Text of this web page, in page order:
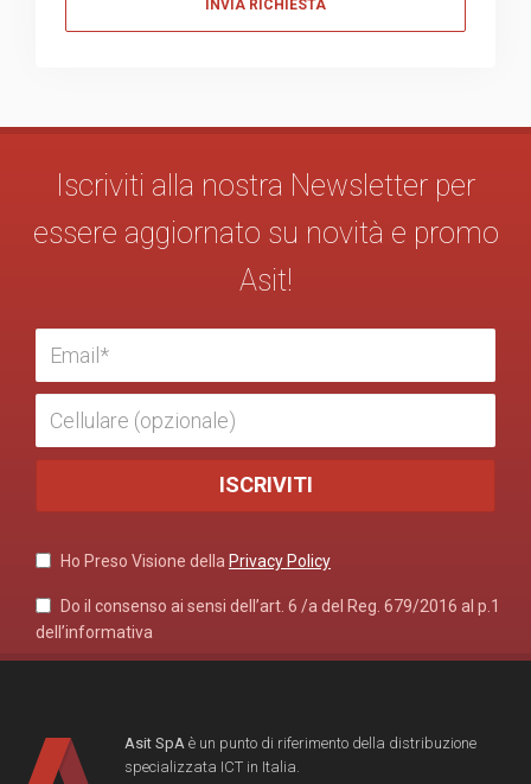
Iscriviti alla nostra Newsletter per
essere aggiornato su novità e promo
Asit!
Ho Preso Visione della Privacy Policy
Do il consenso ai sensi dell’art. 6 /a del Reg. 679/2016 al p.1
dell’informativa
Asit SpA è un punto di riferimento della distribuzione
specializzata ICT in Italia.